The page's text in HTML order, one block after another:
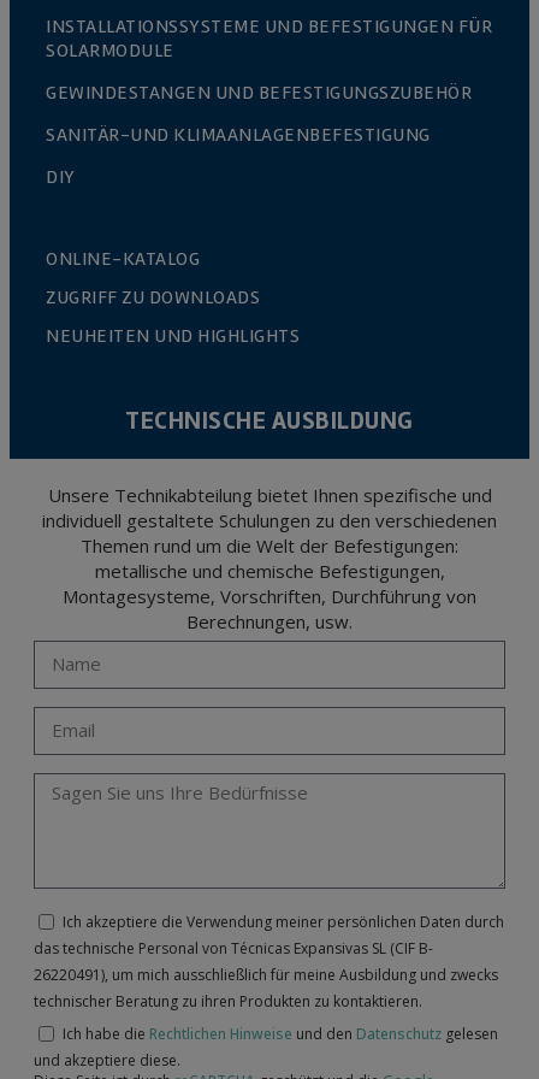
INSTALLATIONSSYSTEME UND BEFESTIGUNGEN FÜR
SOLARMODULE
GEWINDESTANGEN UND BEFESTIGUNGSZUBEHÖR
SANITÄR-UND KLIMAANLAGENBEFESTIGUNG
DIY
ONLINE-KATALOG
ZUGRIFF ZU DOWNLOADS
NEUHEITEN UND HIGHLIGHTS
TECHNISCHE AUSBILDUNG
Unsere Technikabteilung bietet Ihnen spezifische und
individuell gestaltete Schulungen zu den verschiedenen
Themen rund um die Welt der Befestigungen:
metallische und chemische Befestigungen,
Montagesysteme, Vorschriften, Durchführung von
Berechnungen, usw.
Ich akzeptiere die Verwendung meiner persönlichen Daten durch
das technische Personal von Técnicas Expansivas SL (CIF B-
26220491), um mich ausschließlich für meine Ausbildung und zwecks
technischer Beratung zu ihren Produkten zu kontaktieren.
Ich habe die Rechtlichen Hinweise und den Datenschutz gelesen
und akzeptiere diese.